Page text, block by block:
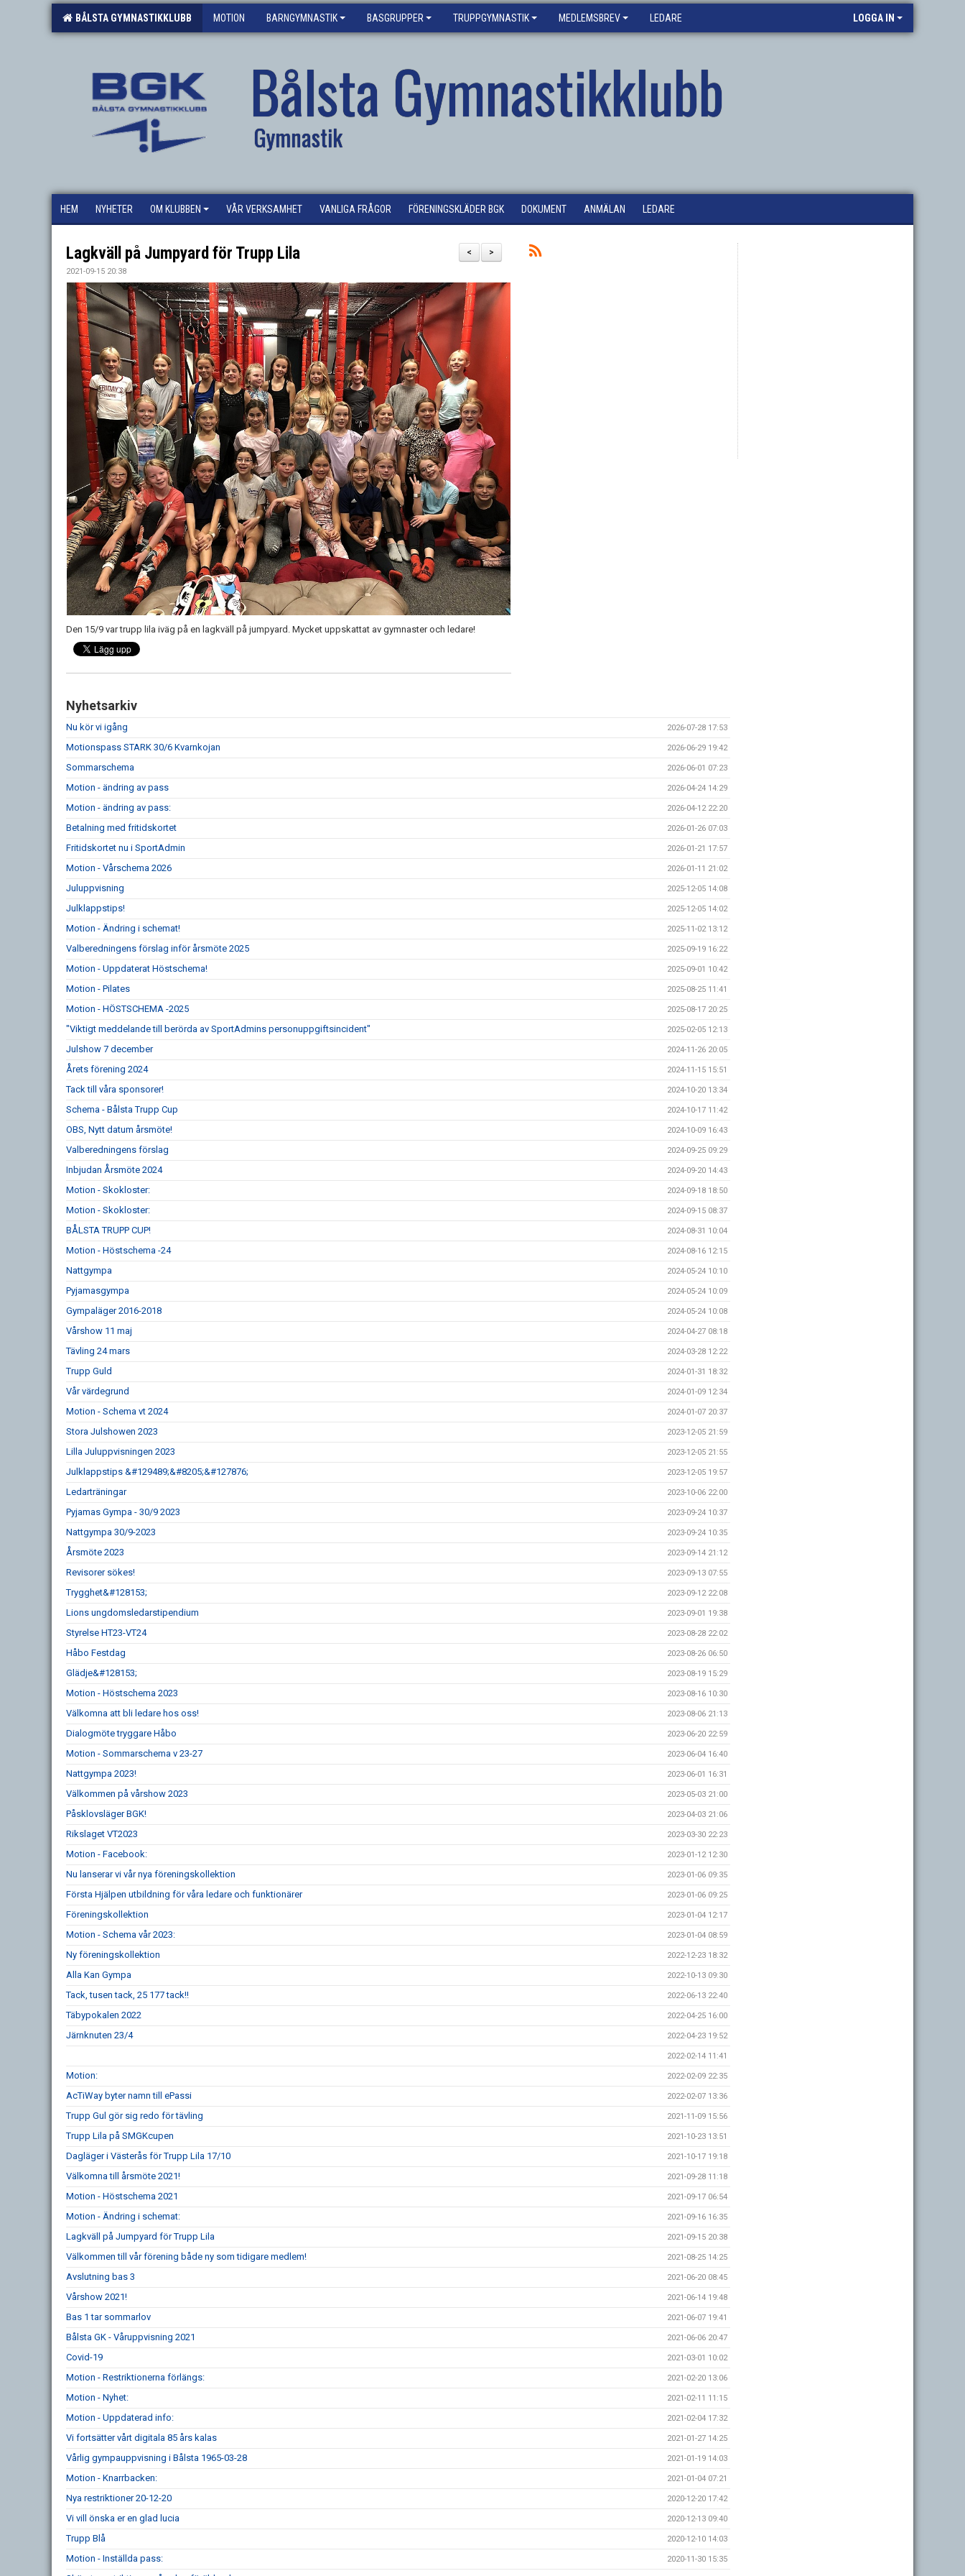
BÅLSTA GYMNASTIKKLUBB MOTION BARNGYMNASTIK BASGRUPPER TRUPPGYMNASTIK MEDLEMSBREV LEDARE LOGGA IN
Bålsta Gymnastikklubb
Gymnastik
HEM NYHETER OM KLUBBEN VÅR VERKSAMHET VANLIGA FRÅGOR FÖRENINGSKLÄDER BGK DOKUMENT ANMÄLAN LEDARE
>
<
Lagkväll på Jumpyard för Trupp Lila
2021-09-15 20:38
Den 15/9 var trupp lila iväg på en lagkväll på jumpyard. Mycket uppskattat av gymnaster och ledare!
Nyhetsarkiv
Nu kör vi igång 2026-07-28 17:53
Motionspass STARK 30/6 Kvarnkojan 2026-06-29 19:42
Sommarschema 2026-06-01 07:23
Motion - ändring av pass 2026-04-24 14:29
Motion - ändring av pass: 2026-04-12 22:20
Betalning med fritidskortet 2026-01-26 07:03
Fritidskortet nu i SportAdmin 2026-01-21 17:57
Motion - Vårschema 2026 2026-01-11 21:02
Juluppvisning 2025-12-05 14:08
Julklappstips! 2025-12-05 14:02
Motion - Ändring i schemat! 2025-11-02 13:12
Valberedningens förslag inför årsmöte 2025 2025-09-19 16:22
Motion - Uppdaterat Höstschema! 2025-09-01 10:42
Motion - Pilates 2025-08-25 11:41
Motion - HÖSTSCHEMA -2025 2025-08-17 20:25
"Viktigt meddelande till berörda av SportAdmins personuppgiftsincident" 2025-02-05 12:13
Julshow 7 december 2024-11-26 20:05
Årets förening 2024 2024-11-15 15:51
Tack till våra sponsorer! 2024-10-20 13:34
Schema - Bålsta Trupp Cup 2024-10-17 11:42
OBS, Nytt datum årsmöte! 2024-10-09 16:43
Valberedningens förslag 2024-09-25 09:29
Inbjudan Årsmöte 2024 2024-09-20 14:43
Motion - Skokloster: 2024-09-18 18:50
Motion - Skokloster: 2024-09-15 08:37
BÅLSTA TRUPP CUP! 2024-08-31 10:04
Motion - Höstschema -24 2024-08-16 12:15
Nattgympa 2024-05-24 10:10
Pyjamasgympa 2024-05-24 10:09
Gympaläger 2016-2018 2024-05-24 10:08
Vårshow 11 maj 2024-04-27 08:18
Tävling 24 mars 2024-03-28 12:22
Trupp Guld 2024-01-31 18:32
Vår värdegrund 2024-01-09 12:34
Motion - Schema vt 2024 2024-01-07 20:37
Stora Julshowen 2023 2023-12-05 21:59
Lilla Juluppvisningen 2023 2023-12-05 21:55
Julklappstips &#129489;&#8205;&#127876; 2023-12-05 19:57
Ledarträningar 2023-10-06 22:00
Pyjamas Gympa - 30/9 2023 2023-09-24 10:37
Nattgympa 30/9-2023 2023-09-24 10:35
Årsmöte 2023 2023-09-14 21:12
Revisorer sökes! 2023-09-13 07:55
Trygghet&#128153; 2023-09-12 22:08
Lions ungdomsledarstipendium 2023-09-01 19:38
Styrelse HT23-VT24 2023-08-28 22:02
Håbo Festdag 2023-08-26 06:50
Glädje&#128153; 2023-08-19 15:29
Motion - Höstschema 2023 2023-08-16 10:30
Välkomna att bli ledare hos oss! 2023-08-06 21:13
Dialogmöte tryggare Håbo 2023-06-20 22:59
Motion - Sommarschema v 23-27 2023-06-04 16:40
Nattgympa 2023! 2023-06-01 16:31
Välkommen på vårshow 2023 2023-05-03 21:00
Påsklovsläger BGK! 2023-04-03 21:06
Rikslaget VT2023 2023-03-30 22:23
Motion - Facebook: 2023-01-12 12:30
Nu lanserar vi vår nya föreningskollektion 2023-01-06 09:35
Första Hjälpen utbildning för våra ledare och funktionärer 2023-01-06 09:25
Föreningskollektion 2023-01-04 12:17
Motion - Schema vår 2023: 2023-01-04 08:59
Ny föreningskollektion 2022-12-23 18:32
Alla Kan Gympa 2022-10-13 09:30
Tack, tusen tack, 25 177 tack!! 2022-06-13 22:40
Täbypokalen 2022 2022-04-25 16:00
Järnknuten 23/4 2022-04-23 19:52
2022-02-14 11:41
Motion: 2022-02-09 22:35
AcTiWay byter namn till ePassi 2022-02-07 13:36
Trupp Gul gör sig redo för tävling 2021-11-09 15:56
Trupp Lila på SMGKcupen 2021-10-23 13:51
Dagläger i Västerås för Trupp Lila 17/10 2021-10-17 19:18
Välkomna till årsmöte 2021! 2021-09-28 11:18
Motion - Höstschema 2021 2021-09-17 06:54
Motion - Ändring i schemat: 2021-09-16 16:35
Lagkväll på Jumpyard för Trupp Lila 2021-09-15 20:38
Välkommen till vår förening både ny som tidigare medlem! 2021-08-25 14:25
Avslutning bas 3 2021-06-20 08:45
Vårshow 2021! 2021-06-14 19:48
Bas 1 tar sommarlov 2021-06-07 19:41
Bålsta GK - Våruppvisning 2021 2021-06-06 20:47
Covid-19 2021-03-01 10:02
Motion - Restriktionerna förlängs: 2021-02-20 13:06
Motion - Nyhet: 2021-02-11 11:15
Motion - Uppdaterad info: 2021-02-04 17:32
Vi fortsätter vårt digitala 85 års kalas 2021-01-27 14:25
Vårlig gympauppvisning i Bålsta 1965-03-28 2021-01-19 14:03
Motion - Knarrbacken: 2021-01-04 07:21
Nya restriktioner 20-12-20 2020-12-20 17:42
Vi vill önska er en glad lucia 2020-12-13 09:40
Trupp Blå 2020-12-10 14:03
Motion - Inställda pass: 2020-11-30 15:35